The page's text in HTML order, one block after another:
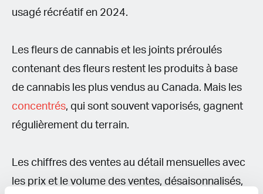
usagé récréatif en 2024.
Les fleurs de cannabis et les joints préroulés
contenant des fleurs restent les produits à base
de cannabis les plus vendus au Canada. Mais les
concentrés, qui sont souvent vaporisés, gagnent
régulièrement du terrain.
Les chiffres des ventes au détail mensuelles avec
les prix et le volume des ventes, désaisonnalisés,